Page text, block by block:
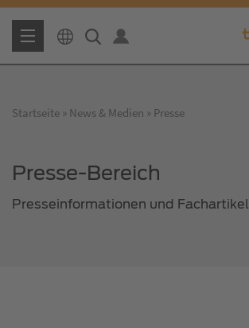
Startseite News & Medien Presse
Presse-Bereich
Presseinformationen und Fachartikel